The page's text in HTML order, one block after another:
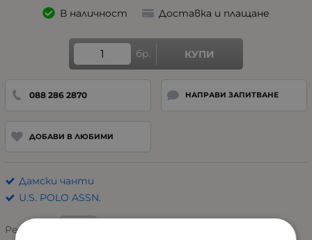
В наличност Доставка и плащане
бр. КУПИ
088 286 2870 НАПРАВИ ЗАПИТВАНЕ
ДОБАВИ В ЛЮБИМИ
Дамски чанти
U.S. POLO ASSN.
Рейтинг: